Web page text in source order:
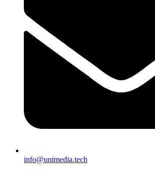
info@unimedia.tech